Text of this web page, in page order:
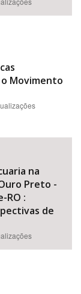
Movimento
na
Preto -
RO :
de